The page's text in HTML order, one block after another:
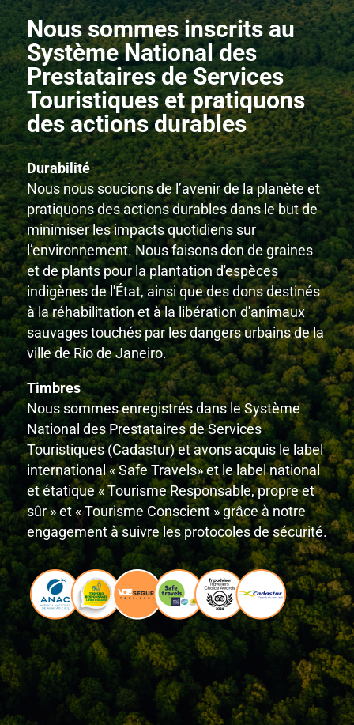
Nous sommes inscrits au
Système National des
Prestataires de Services
Touristiques et pratiquons
des actions durables
Durabilité
Nous nous soucions de l’avenir de la planète et
pratiquons des actions durables dans le but de
minimiser les impacts quotidiens sur
l’environnement. Nous faisons don de graines
et de plants pour la plantation d'espèces
indigènes de l'État, ainsi que des dons destinés
à la réhabilitation et à la libération d'animaux
sauvages touchés par les dangers urbains de la
ville de Rio de Janeiro.
Timbres
Nous sommes enregistrés dans le Système
National des Prestataires de Services
Touristiques (Cadastur) et avons acquis le label
international « Safe Travels» et le label national
et étatique « Tourisme Responsable, propre et
sûr » et « Tourisme Conscient » grâce à notre
engagement à suivre les protocoles de sécurité.